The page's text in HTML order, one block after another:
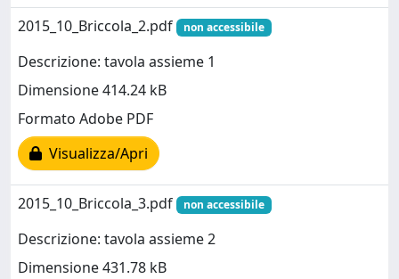
2015_10_Briccola_2.pdf non accessibile
Descrizione: tavola assieme 1
Dimensione 414.24 kB
Formato Adobe PDF
Visualizza/Apri
2015_10_Briccola_3.pdf non accessibile
Descrizione: tavola assieme 2
Dimensione 431.78 kB